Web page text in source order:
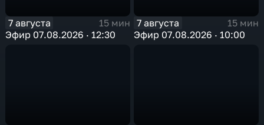
7 августа
15 мин
Эфир 07.08.2026 · 12:30
7 августа
15 мин
Эфир 07.08.2026 · 10:00